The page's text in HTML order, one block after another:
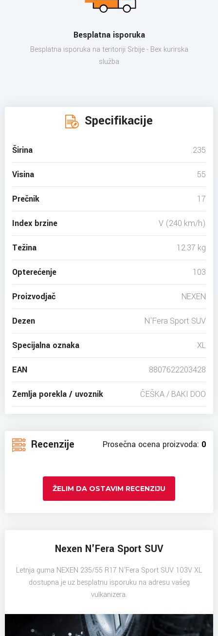
Besplatna isporuka
Besplatna isporuka na teritoriji Srbije - Bex kurirska
služba
Specifikacije
Širina 235
Visina 55
Prečnik 17
Index brzine V (240 km/h)
Težina 12.37 kg
Opterećenje 103
Proizvodjač NEXEN
Dezen N'Fera Sport SUV
Specijalna oznaka XL
EAN 8807622203428
Zemlja porekla / uvoznik ČEŠKA / BAKI DOO
Recenzije Prosečna ocena proizvoda: 0
ŽELIM DA OSTAVIM RECENZIJU
Nexen N'Fera Sport SUV
Letnja guma NEXEN 235/55 R17 N'Fera Sport SUV 103V XL
dostupna je uz besplatnu isporuku na adresu vašeg
vulkanizera.